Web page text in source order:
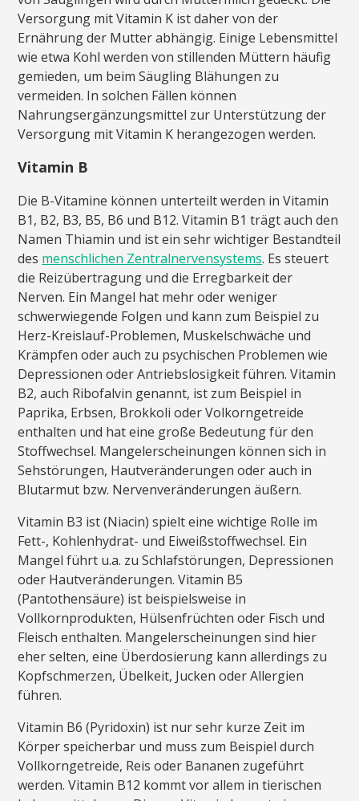
Versorgung mit Vitamin K ist daher von der
Ernährung der Mutter abhängig. Einige Lebensmittel
wie etwa Kohl werden von stillenden Müttern häufig
gemieden, um beim Säugling Blähungen zu
vermeiden. In solchen Fällen können
Nahrungsergänzungsmittel zur Unterstützung der
Versorgung mit Vitamin K herangezogen werden.
Vitamin B
Die B-Vitamine können unterteilt werden in Vitamin
B1, B2, B3, B5, B6 und B12. Vitamin B1 trägt auch den
Namen Thiamin und ist ein sehr wichtiger Bestandteil
des menschlichen Zentralnervensystems. Es steuert
die Reizübertragung und die Erregbarkeit der
Nerven. Ein Mangel hat mehr oder weniger
schwerwiegende Folgen und kann zum Beispiel zu
Herz-Kreislauf-Problemen, Muskelschwäche und
Krämpfen oder auch zu psychischen Problemen wie
Depressionen oder Antriebslosigkeit führen. Vitamin
B2, auch Ribofalvin genannt, ist zum Beispiel in
Paprika, Erbsen, Brokkoli oder Volkorngetreide
enthalten und hat eine große Bedeutung für den
Stoffwechsel. Mangelerscheinungen können sich in
Sehstörungen, Hautveränderungen oder auch in
Blutarmut bzw. Nervenveränderungen äußern.
Vitamin B3 ist (Niacin) spielt eine wichtige Rolle im
Fett-, Kohlenhydrat- und Eiweißstoffwechsel. Ein
Mangel führt u.a. zu Schlafstörungen, Depressionen
oder Hautveränderungen. Vitamin B5
(Pantothensäure) ist beispielsweise in
Vollkornprodukten, Hülsenfrüchten oder Fisch und
Fleisch enthalten. Mangelerscheinungen sind hier
eher selten, eine Überdosierung kann allerdings zu
Kopfschmerzen, Übelkeit, Jucken oder Allergien
führen.
Vitamin B6 (Pyridoxin) ist nur sehr kurze Zeit im
Körper speicherbar und muss zum Beispiel durch
Vollkorngetreide, Reis oder Bananen zugeführt
werden. Vitamin B12 kommt vor allem in tierischen